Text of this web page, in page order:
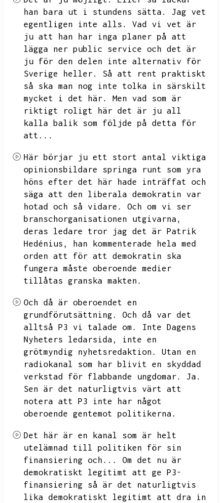
han bara ut i stundens sätta.
Jag vet
egentligen inte alls.
Vad vi vet är
ju att han har inga planer på att
lägga ner public service och det är
ju för den delen inte alternativ för
Sverige heller.
Så att rent praktiskt
så ska man nog inte tolka in särskilt
mycket i det här.
Men vad som är
riktigt roligt här det är ju all
kalla balik som följde på detta för
att...
Här börjar ju ett stort antal viktiga
opinionsbildare springa runt som yra
höns efter det här hade inträffat och
säga att den liberala demokratin var
hotad och så vidare.
Och om vi ser
branschorganisationen utgivarna,
deras ledare tror jag det är Patrik
Hedénius,
han kommenterade hela med
orden att för att demokratin ska
fungera måste oberoende medier
tillåtas granska makten.
Och då är oberoendet en
grundförutsättning.
Och då var det
alltså P3 vi talade om.
Inte Dagens
Nyheters ledarsida,
inte en
grötmyndig nyhetsredaktion.
Utan en
radiokanal som har blivit en skyddad
verkstad för flabbande ungdomar.
Ja.
Sen är det naturligtvis värt att
notera att P3 inte har något
oberoende gentemot politikerna.
Det här är en kanal som är helt
utelämnad till politiken för sin
finansiering och...
Om det nu är
demokratiskt legitimt att ge P3-
finansiering så är det naturligtvis
lika demokratiskt legitimt att dra in